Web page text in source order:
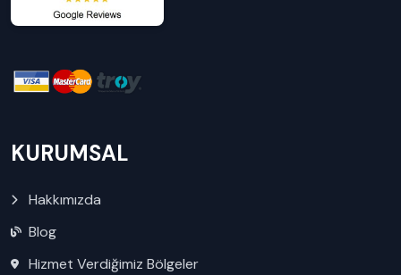
KURUMSAL
Hakkımızda
Blog
Hizmet Verdiğimiz Bölgeler